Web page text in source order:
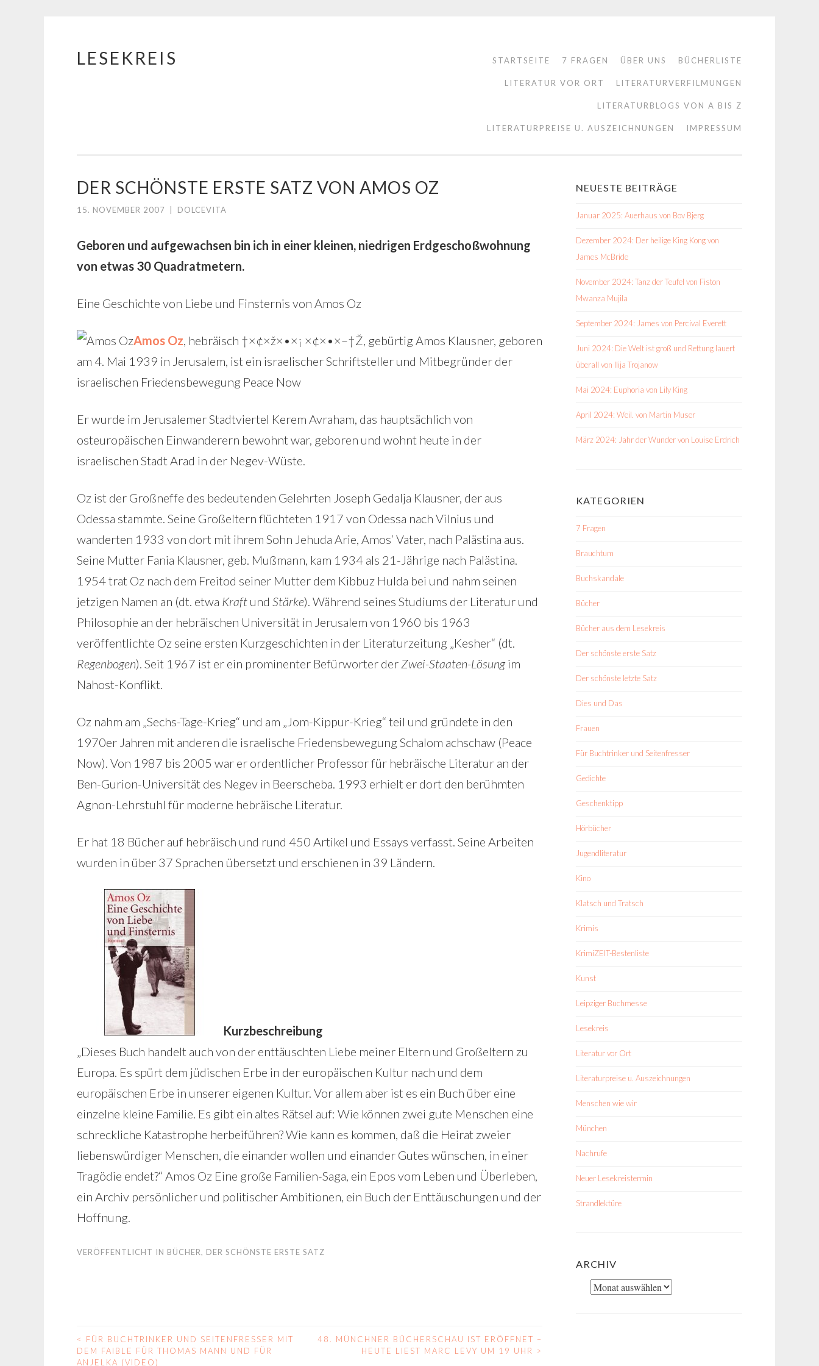
Springe
LESEKREIS STARTSEITE 7 FRAGEN ÜBER UNS BÜCHERLISTE
LITERATUR VOR ORT LITERATURVERFILMUNGEN
LITERATURBLOGS VON A BIS Z
LITERATURPREISE U. AUSZEICHNUNGEN IMPRESSUM
DER SCHÖNSTE ERSTE SATZ VON AMOS OZ
15. NOVEMBER 2007 DOLCEVITA
Geboren und aufgewachsen bin ich in einer kleinen, niedrigen Erdgeschoßwohnung
von etwas 30 Quadratmetern.
Eine Geschichte von Liebe und Finsternis von Amos Oz
Amos Oz, hebräisch †×¢×ž×•×¡ ×¢×•×–†Ž, gebürtig Amos Klausner, geboren
am 4. Mai 1939 in Jerusalem, ist ein israelischer Schriftsteller und Mitbegründer der
israelischen Friedensbewegung Peace Now
Er wurde im Jerusalemer Stadtviertel Kerem Avraham, das hauptsächlich von
osteuropäischen Einwanderern bewohnt war, geboren und wohnt heute in der
israelischen Stadt Arad in der Negev-Wüste.
Oz ist der Großneffe des bedeutenden Gelehrten Joseph Gedalja Klausner, der aus
Odessa stammte. Seine Großeltern flüchteten 1917 von Odessa nach Vilnius und
wanderten 1933 von dort mit ihrem Sohn Jehuda Arie, Amos‘ Vater, nach Palästina aus.
Seine Mutter Fania Klausner, geb. Mußmann, kam 1934 als 21-Jährige nach Palästina.
1954 trat Oz nach dem Freitod seiner Mutter dem Kibbuz Hulda bei und nahm seinen
jetzigen Namen an (dt. etwa Kraft und Stärke). Während seines Studiums der Literatur und
Philosophie an der hebräischen Universität in Jerusalem von 1960 bis 1963
veröffentlichte Oz seine ersten Kurzgeschichten in der Literaturzeitung „Kesher“ (dt.
Regenbogen). Seit 1967 ist er ein prominenter Befürworter der Zwei-Staaten-Lösungim
Nahost-Konflikt.
Oz nahm am „Sechs-Tage-Krieg“ und am „Jom-Kippur-Krieg“ teil und gründete in den
1970er Jahren mit anderen die israelische Friedensbewegung Schalom achschaw (Peace
Now). Von 1987 bis 2005 war er ordentlicher Professor für hebräische Literatur an der
Ben-Gurion-Universität des Negev in Beerscheba. 1993 erhielt er dort den berühmten
Agnon-Lehrstuhl für moderne hebräische Literatur.
Er hat 18 Bücher auf hebräisch und rund 450 Artikel und Essays verfasst. Seine Arbeiten
wurden in über 37 Sprachen übersetzt und erschienen in 39 Ländern.
Kurzbeschreibung
„Dieses Buch handelt auch von der enttäuschten Liebe meiner Eltern und Großeltern zu
Europa. Es spürt dem jüdischen Erbe in der europäischen Kultur nach und dem
europäischen Erbe in unserer eigenen Kultur. Vor allem aber ist es ein Buch über eine
einzelne kleine Familie. Es gibt ein altes Rätsel auf: Wie können zwei gute Menschen eine
schreckliche Katastrophe herbeiführen? Wie kann es kommen, daß die Heirat zweier
liebenswürdiger Menschen, die einander wollen und einander Gutes wünschen, in einer
Tragödie endet?“ Amos Oz Eine große Familien-Saga, ein Epos vom Leben und Überleben,
ein Archiv persönlicher und politischer Ambitionen, ein Buch der Enttäuschungen und der
Hoffnung.
VERÖFFENTLICHT IN BÜCHER, DER SCHÖNSTE ERSTE SATZ
BEITRAGS-
<
FÜR BUCHTRINKER UND SEITENFRESSER MIT
DEM FAIBLE FÜR THOMAS MANN UND FÜR
ANJELKA (VIDEO)
48. MÜNCHNER BÜCHERSCHAU IST ERÖFFNET –
HEUTE LIEST MARC LEVY UM 19 UHR >
NEUESTE BEITRÄGE
Januar 2025: Auerhaus von Bov Bjerg
Dezember 2024: Der heilige King Kong von
James McBride
November 2024: Tanz der Teufel von Fiston
Mwanza Mujila
September 2024: James von Percival Everett
Juni 2024: Die Welt ist groß und Rettung lauert
überall von Ilija Trojanow
Mai 2024: Euphoria von Lily King
April 2024: Weil. von Martin Muser
März 2024: Jahr der Wunder von Louise Erdrich
KATEGORIEN
7 Fragen
Brauchtum
Buchskandale
Bücher
Bücher aus dem Lesekreis
Der schönste erste Satz
Der schönste letzte Satz
Dies und Das
Frauen
Für Buchtrinker und Seitenfresser
Gedichte
Geschenktipp
Hörbücher
Jugendliteratur
Kino
Klatsch und Tratsch
Krimis
KrimiZEIT-Bestenliste
Kunst
Leipziger Buchmesse
Lesekreis
Literatur vor Ort
Literaturpreise u. Auszeichnungen
Menschen wie wir
München
Nachrufe
Neuer Lesekreistermin
Strandlektüre
ARCHIV
Archiv